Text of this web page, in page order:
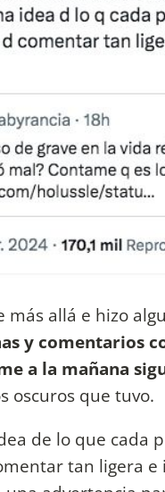
más allá e hizo
y comentarios
a la mañana
oscuros que tuvo.
de lo que cada
tan ligera